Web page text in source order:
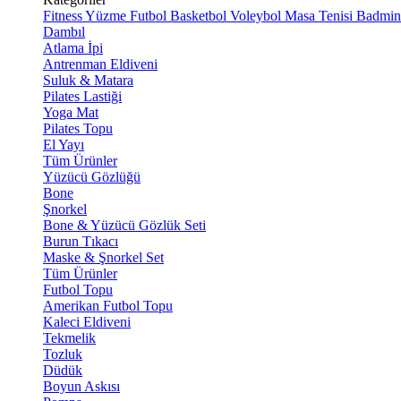
FitnessYüzme Futbol Basketbol Voleybol Masa Tenisi
Dambıl
Atlama İpi
Antrenman Eldiveni
Suluk & Matara
Pilates Lastiği
Yoga Mat
Pilates Topu
El Yayı
Tüm Ürünler
Yüzücü Gözlüğü
Bone
Şnorkel
Bone & Yüzücü Gözlük Seti
Burun Tıkacı
Maske & Şnorkel Set
Tüm Ürünler
Futbol Topu
Amerikan Futbol Topu
Kaleci Eldiveni
Tekmelik
Tozluk
Düdük
Boyun Askısı